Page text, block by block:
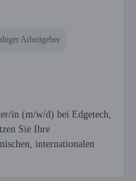
Arbeitgeber
in (m/w/d) bei Edgetech,
Sie Ihre
internationalen